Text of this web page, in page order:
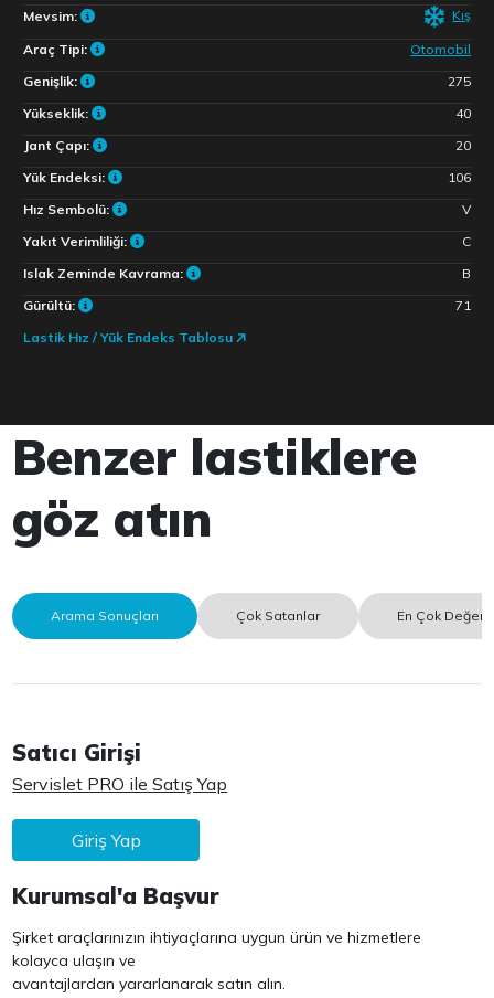
Mevsim: Kış
Araç Tipi:
Otomobil
Genişlik:
275
Yükseklik:
40
Jant Çapı:
20
Yük Endeksi:
106
Hız Sembolü:
V
Yakıt Verimliliği:
C
Islak Zeminde Kavrama:
B
Gürültü:
71
Lastik Hız / Yük Endeks Tablosu
Benzer lastiklere
göz atın
Arama Sonuçları Çok Satanlar En Çok
Satıcı Girişi
Servislet PRO ile Satış Yap
Giriş Yap
Kurumsal'a Başvur
Şirket araçlarınızın ihtiyaçlarına uygun ürün ve hizmetlere
kolayca ulaşın ve
avantajlardan yararlanarak satın alın.